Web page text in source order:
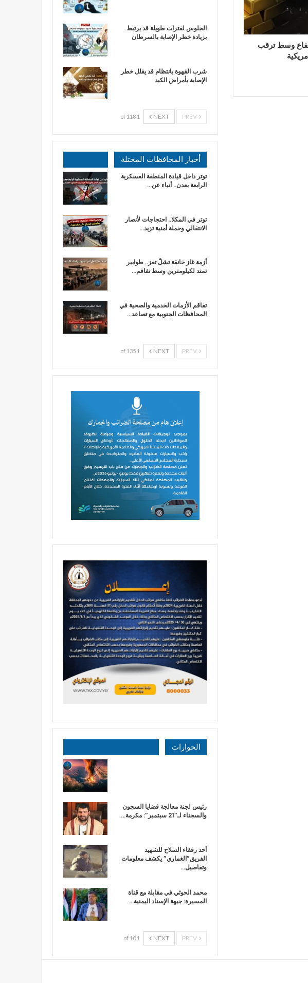
وسط ترقب
الجلوس لفترات طويلة قد يرتبط
بزيادة خطر الإصابة بالسرطان
شرب القهوة بانتظام قد يقلل خطر
الإصابة بأمراض الكبد
NEXT
1 of 118
أخبار المحافظات المحتلة
توتر داخل قيادة المنطقة العسكرية
الرابعة بعدن.. أنباء عن…
توتر في المكلا.. احتجاجات لأنصار
الانتقالي وحملة أمنية تزيد…
أزمة غاز خانقة تشلّ تعز.. طوابير
تمتد لكيلومترين وسط تفاقم…
تفاقم الأزمات الخدمية والصحية في
المحافظات الجنوبية مع تصاعد…
NEXT
1 of 135
الحوارات
رئيس لجنة معالجة قضايا السجون
والسجناء لـ”21 سبتمبر”: مكرمة…
أحد رفقاء السلاح للشهيد
الفريق”الغماري” يكشف معلومات
وتفاصيل…
محمد الحوثي في مقابلة مع قناة
المسيرة: جبهة الإسناد اليمنية…
NEXT
1 of 10